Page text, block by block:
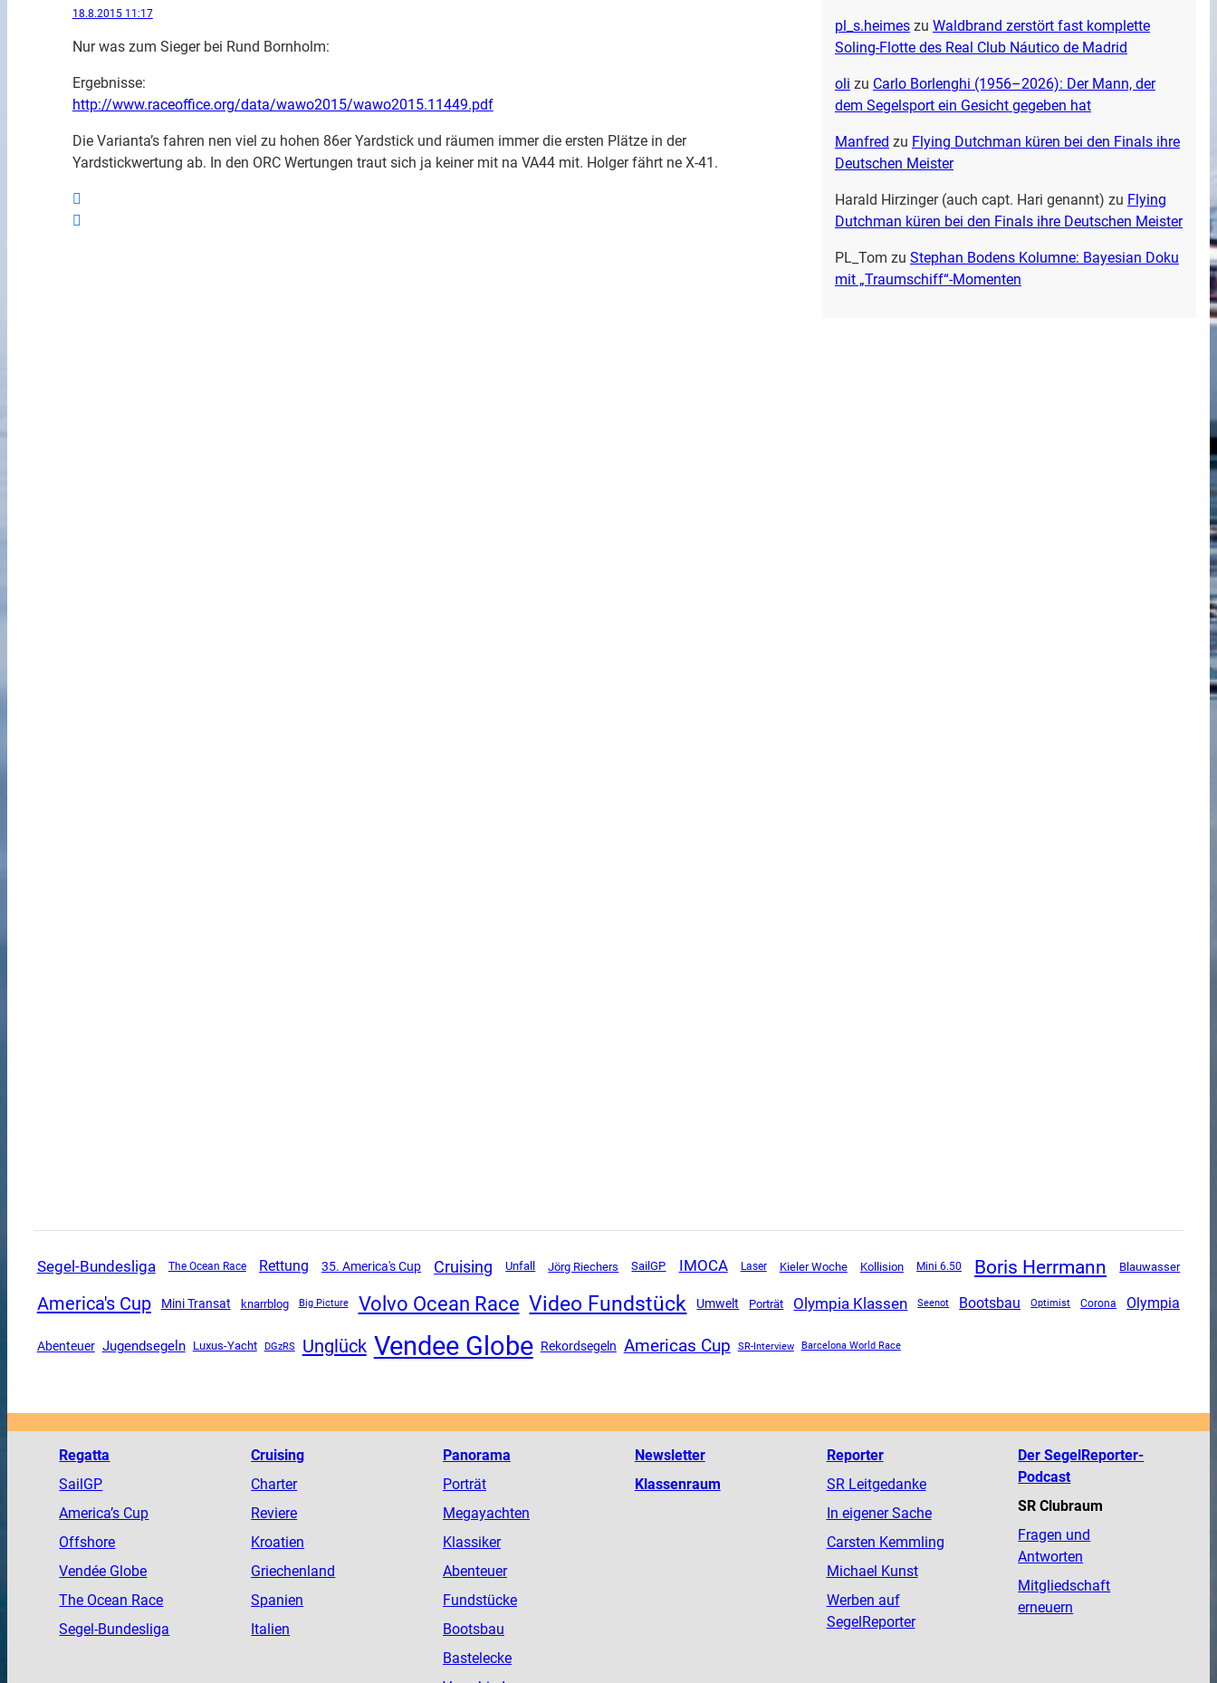
18.8.2015 11:17
Nur was zum Sieger bei Rund Bornholm:
Ergebnisse:
http://www.raceoffice.org/data/wawo2015/wawo2015.11449.pdf
Die Varianta’s fahren nen viel zu hohen 86er Yardstick und räumen immer die ersten Plätze in der
Yardstickwertung ab. In den ORC Wertungen traut sich ja keiner mit na VA44 mit. Holger fährt ne X-41.
pl_s.heimeszu Waldbrand zerstört fast komplette
Soling-Flotte des Real Club Náutico de Madrid
oli zu Carlo Borlenghi (1956–2026): Der Mann, der
dem Segelsport ein Gesicht gegeben hat
Manfred zu Flying Dutchman küren bei den Finals ihre
Deutschen Meister
Harald Hirzinger (auch capt. Hari genannt) zu Flying
Dutchman küren bei den Finals ihre Deutschen Meister
PL_Tom zu Stephan Bodens Kolumne: Bayesian Doku
mit „Traumschiff“-Momenten
Segel-Bundesliga The Ocean Race Rettung 35. America's Cup Cruising Unfall Jörg Riechers SailGP IMOCA Laser Kieler Woche Kollision Mini 6.50 Boris Herrmann Blauwasser
America's Cup Mini Transat knarrblog Big Picture Volvo Ocean Race Video Fundstück Umwelt Porträt Olympia Klassen Seenot Bootsbau Optimist Corona Olympia
Abenteuer Jugendsegeln Luxus-Yacht DGzRS Unglück Vendee Globe Rekordsegeln Americas Cup SR-Interview Barcelona World Race
Regatta
SailGP
America’s Cup
Offshore
Vendée Globe
The Ocean Race
Segel-Bundesliga
Cruising
Charter
Reviere
Kroatien
Griechenland
Spanien
Italien
Panorama
Porträt
Megayachten
Klassiker
Abenteuer
Fundstücke
Bootsbau
Bastelecke
Newsletter
Klassenraum
Reporter
SR Leitgedanke
In eigener Sache
Carsten Kemmling
Michael Kunst
Werben auf
SegelReporter
Der SegelReporter-
Podcast
SR Clubraum
Fragen und
Antworten
Mitgliedschaft
erneuern